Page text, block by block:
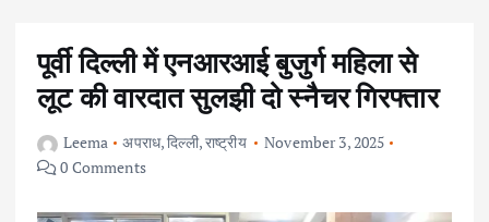
पूर्वी दिल्ली में एनआरआई बुजुर्ग महिला से
लूट की वारदात सुलझी दो स्नैचर गिरफ्तार
Leema अपराध,दिल्ली,राष्ट्रीय
November 3, 2025
0 Comments